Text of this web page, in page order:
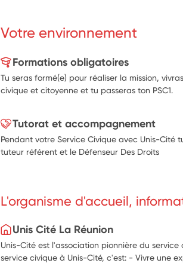
Votre environnement
Formations obligatoires
Tu seras formé(e) pour réaliser la mission,
civique et citoyenne et tu passeras ton PSC1.
Tutorat et accompagnement
Pendant votre Service Civique avec Unis-Cité
tuteur référent et le Défenseur Des Droits
L'organisme d'accueil,
Unis Cité La Réunion
Unis-Cité est l'association pionnière du service
service civique à Unis-Cité, c'est: - Vivre une